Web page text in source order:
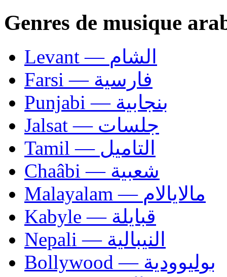
Genres de musique
Levant — الشام
Farsi — فارسية
Punjabi — بنجابية
Jalsat — جلسات
Tamil — التاميل
Chaâbi — شعبية
Malayalam — مالايالام
Kabyle — قبايلة
Nepali — النيبالية
Bollywood — بوليوودية